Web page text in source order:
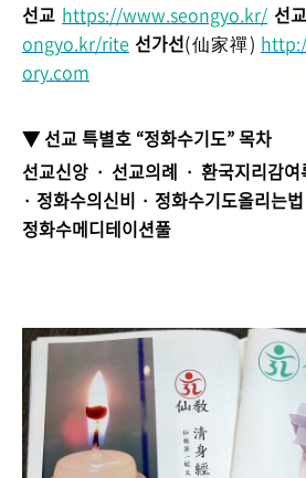
선교 https://www.seongyo.kr/ 선
ongyo.kr/rite 선가선(仙家禪)
ory.com
▼ 선교 특별호 “정화수기도” 목차
선교신앙 · 선교의례 · 환국지리감
· 정화수의신비 · 정화수기도올리는
정화수메디테이션풀